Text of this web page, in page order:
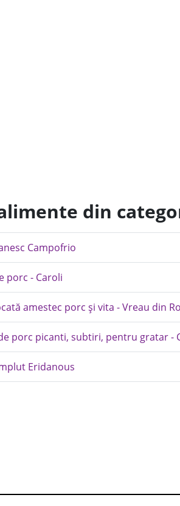
din
Campofrio
porc - Caroli
amestec porc și vita - Vreau din
porc picanti, subtiri, pentru gratar -
Eridanous